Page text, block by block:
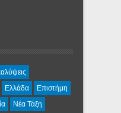
Ελλάδα
Επιστήμη
Νέα Τάξη